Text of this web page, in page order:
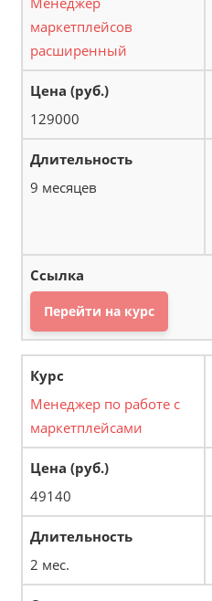
маркетплейсов
расширенный
129000
9 месяцев
Перейти на курс
Менеджер по работе с
маркетплейсами
49140
2 мес.